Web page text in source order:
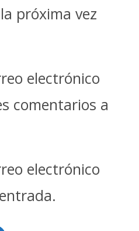
próxima vez
electrónico
comentarios a
electrónico